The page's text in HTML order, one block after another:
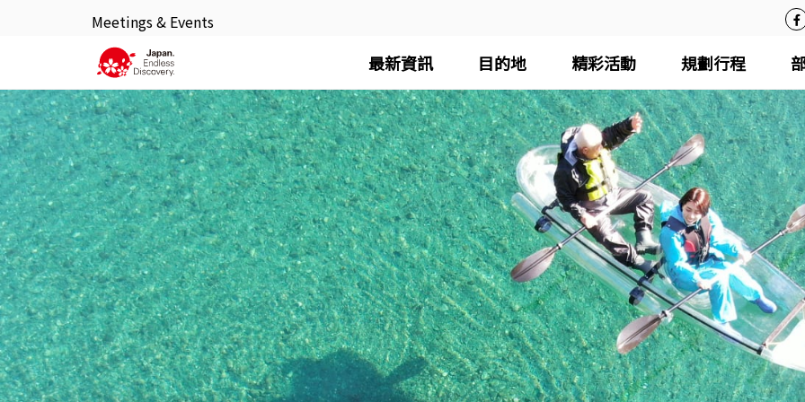
Meetings & Events
最新資訊 目的地 精彩活動 規劃行程